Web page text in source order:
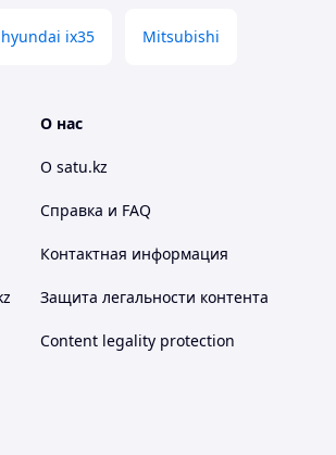
ix35 Mitsubishi
О нас
О satu.kz
Справка и FAQ
Контактная информация
Защита легальности контента
Content legality protection